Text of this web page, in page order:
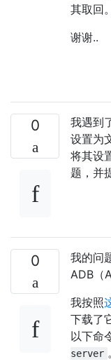
其取回。
谢谢..
0
我遇到
设置为
将其设
题，并
0
我的问
ADB（
我按照
下载了
以下命
server 。